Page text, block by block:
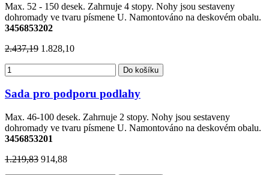
Max. 52 - 150 desek. Zahrnuje 4 stopy. Nohy jsou sestaveny
dohromady ve tvaru písmene U. Namontováno na deskovém obalu.
3456853202
2.437,19 1.828,10
Do košíku
Sada pro podporu podlahy
Max. 46-100 desek. Zahrnuje 2 stopy. Nohy jsou sestaveny
dohromady ve tvaru písmene U. Namontováno na deskovém obalu.
3456853201
1.219,83 914,88